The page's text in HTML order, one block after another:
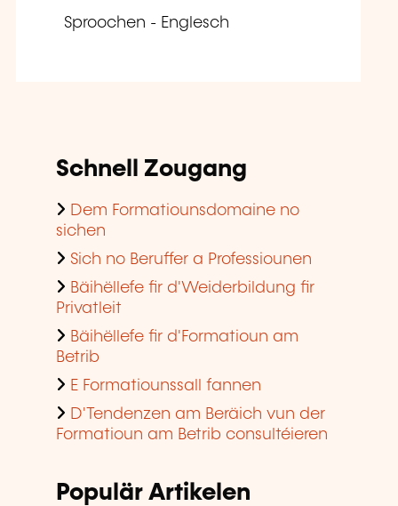
Sproochen - Englesch
Schnell Zougang
Dem Formatiounsdomaine no
sichen
Sich no Beruffer a Professiounen
Bäihëllefe fir d'Weiderbildung fir
Privatleit
Bäihëllefe fir d'Formatioun am
Betrib
E Formatiounssall fannen
D'Tendenzen am Beräich vun der
Formatioun am Betrib consultéieren
Populär Artikelen